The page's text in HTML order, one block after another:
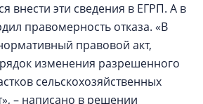
внести эти сведения в ЕГРП. А в
правомерность отказа. «В
правовой акт,
изменения разрешенного
сельскохозяйственных
– написано в решении